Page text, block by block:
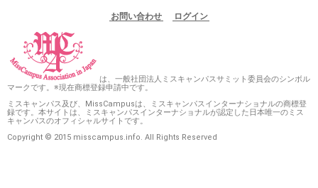
お問い合わせ ログイン
は、一般社団法人ミスキャンパスサミット委員会のシンボル
マークです。※現在商標登録申請中です。
ミスキャンパス及び、MissCampusは、ミスキャンパスインターナショナルの商標登
録です。本サイトは、ミスキャンパスインターナショナルが認定した日本唯一のミス
キャンパスのオフィシャルサイトです。
Copyright © 2015 misscampus.info. All Rights Reserved